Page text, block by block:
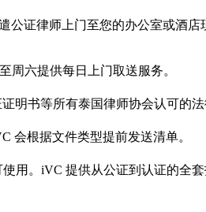
公证律师上门至您的办公室或酒
周六提供每日上门取送服务。
明书等所有泰国律师协会认可的法
会根据文件类型提前发送清单。
用。iVC 提供从公证到认证的全套